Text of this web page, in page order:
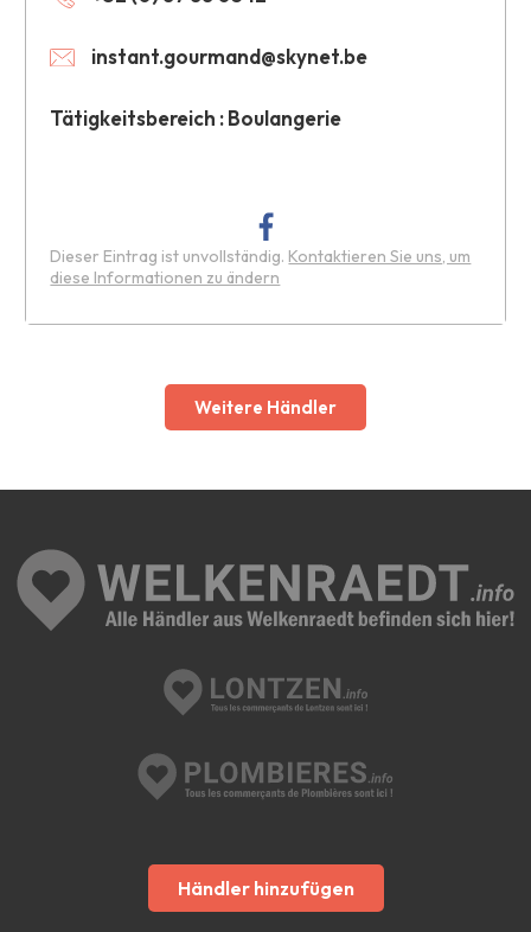
instant.gourmand@skynet.be
Tätigkeitsbereich : Boulangerie
Dieser Eintrag ist unvollständig. Kontaktieren Sie uns, um
diese Informationen zu ändern
Weitere Händler
Händler hinzufügen